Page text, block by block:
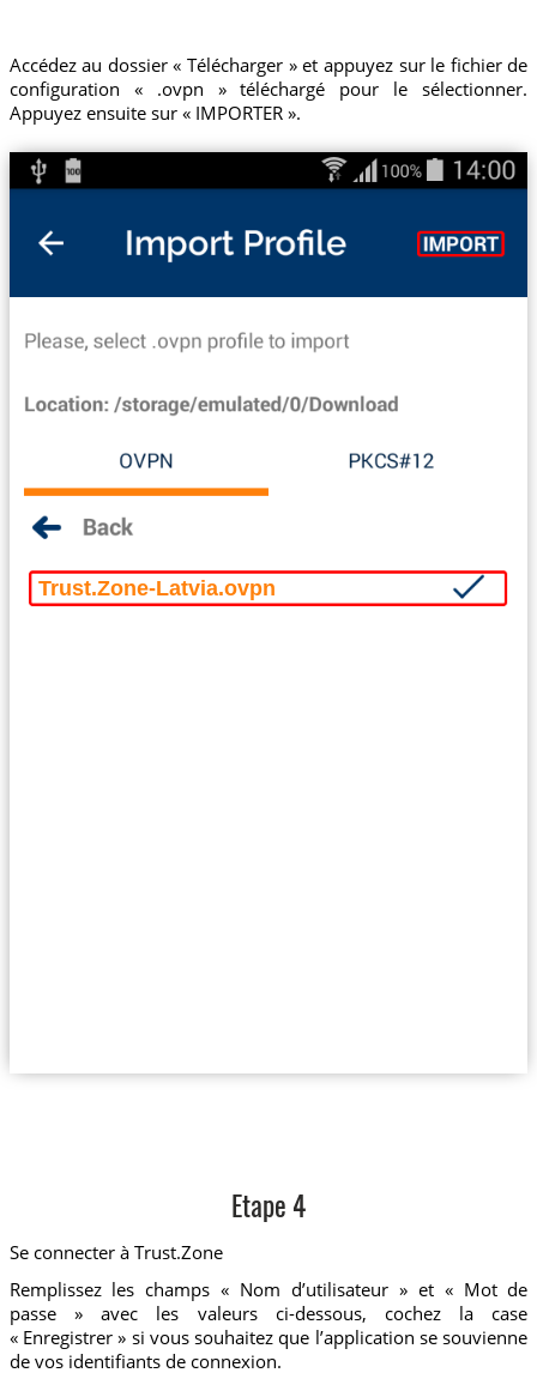
Accédez au dossier « Télécharger » et appuyez sur le fichier de
configuration « .ovpn » téléchargé pour le sélectionner.
Appuyez ensuite sur « IMPORTER ».
Trust.Zone-Latvia.ovpn
Etape 4
Se connecter à Trust.Zone
Remplissez les champs « Nom d’utilisateur » et « Mot de
passe » avec les valeurs ci-dessous, cochez la case
« Enregistrer » si vous souhaitez que l’application se souvienne
de vos identifiants de connexion.